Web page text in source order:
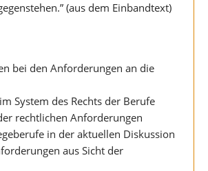
(aus dem Einbandtext)
bei den Anforderungen an die
System des Rechts der Berufe
rechtlichen Anforderungen
in der aktuellen Diskussion
aus Sicht der